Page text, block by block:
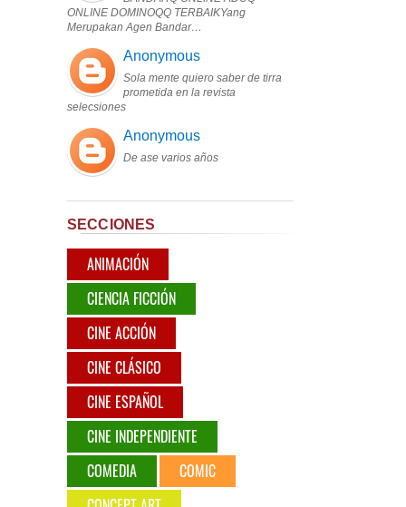
ONLINE DOMINOQQ TERBAIKYang
Merupakan Agen Bandar…
Anonymous
Sola mente quiero saber de tirra
prometida en la revista
selecsiones
Anonymous
De ase varios años
SECCIONES
ANIMACIÓN
CIENCIA FICCIÓN
CINE ACCIÓN
CINE CLÁSICO
CINE ESPAÑOL
CINE INDEPENDIENTE
COMEDIA
COMIC